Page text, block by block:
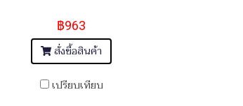
฿963
สั่งซื้อสินค้า
เปรียบเทียบ